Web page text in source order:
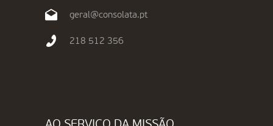
geral@consolata.pt
218 512 356